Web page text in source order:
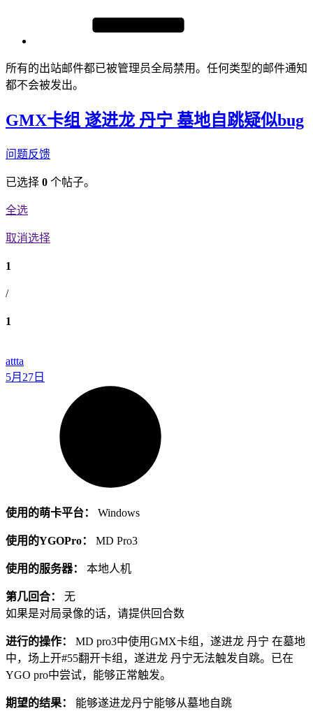
所有的出站邮件都已被管理员全局禁用。任何类型的邮件通知
都不会被发出。
GMX卡组 遂进龙 丹宁 墓地自跳疑似bug
问题反馈
已选择 0 个帖子。
全选
取消选择
1
/
1
attta
5月27日
使用的萌卡平台： Windows
使用的YGOPro： MD Pro3
使用的服务器： 本地人机
第几回合：
无
如果是对局录像的话，请提供回合数
进行的操作：
MD pro3中使用GMX卡组，遂进龙 丹宁 在墓地
中，场上开#55翻开卡组，遂进龙 丹宁无法触发自跳。已在
YGO pro中尝试，能够正常触发。
期望的结果： 能够遂进龙丹宁能够从墓地自跳